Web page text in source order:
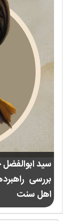
سید
بررسی
اهل سنت